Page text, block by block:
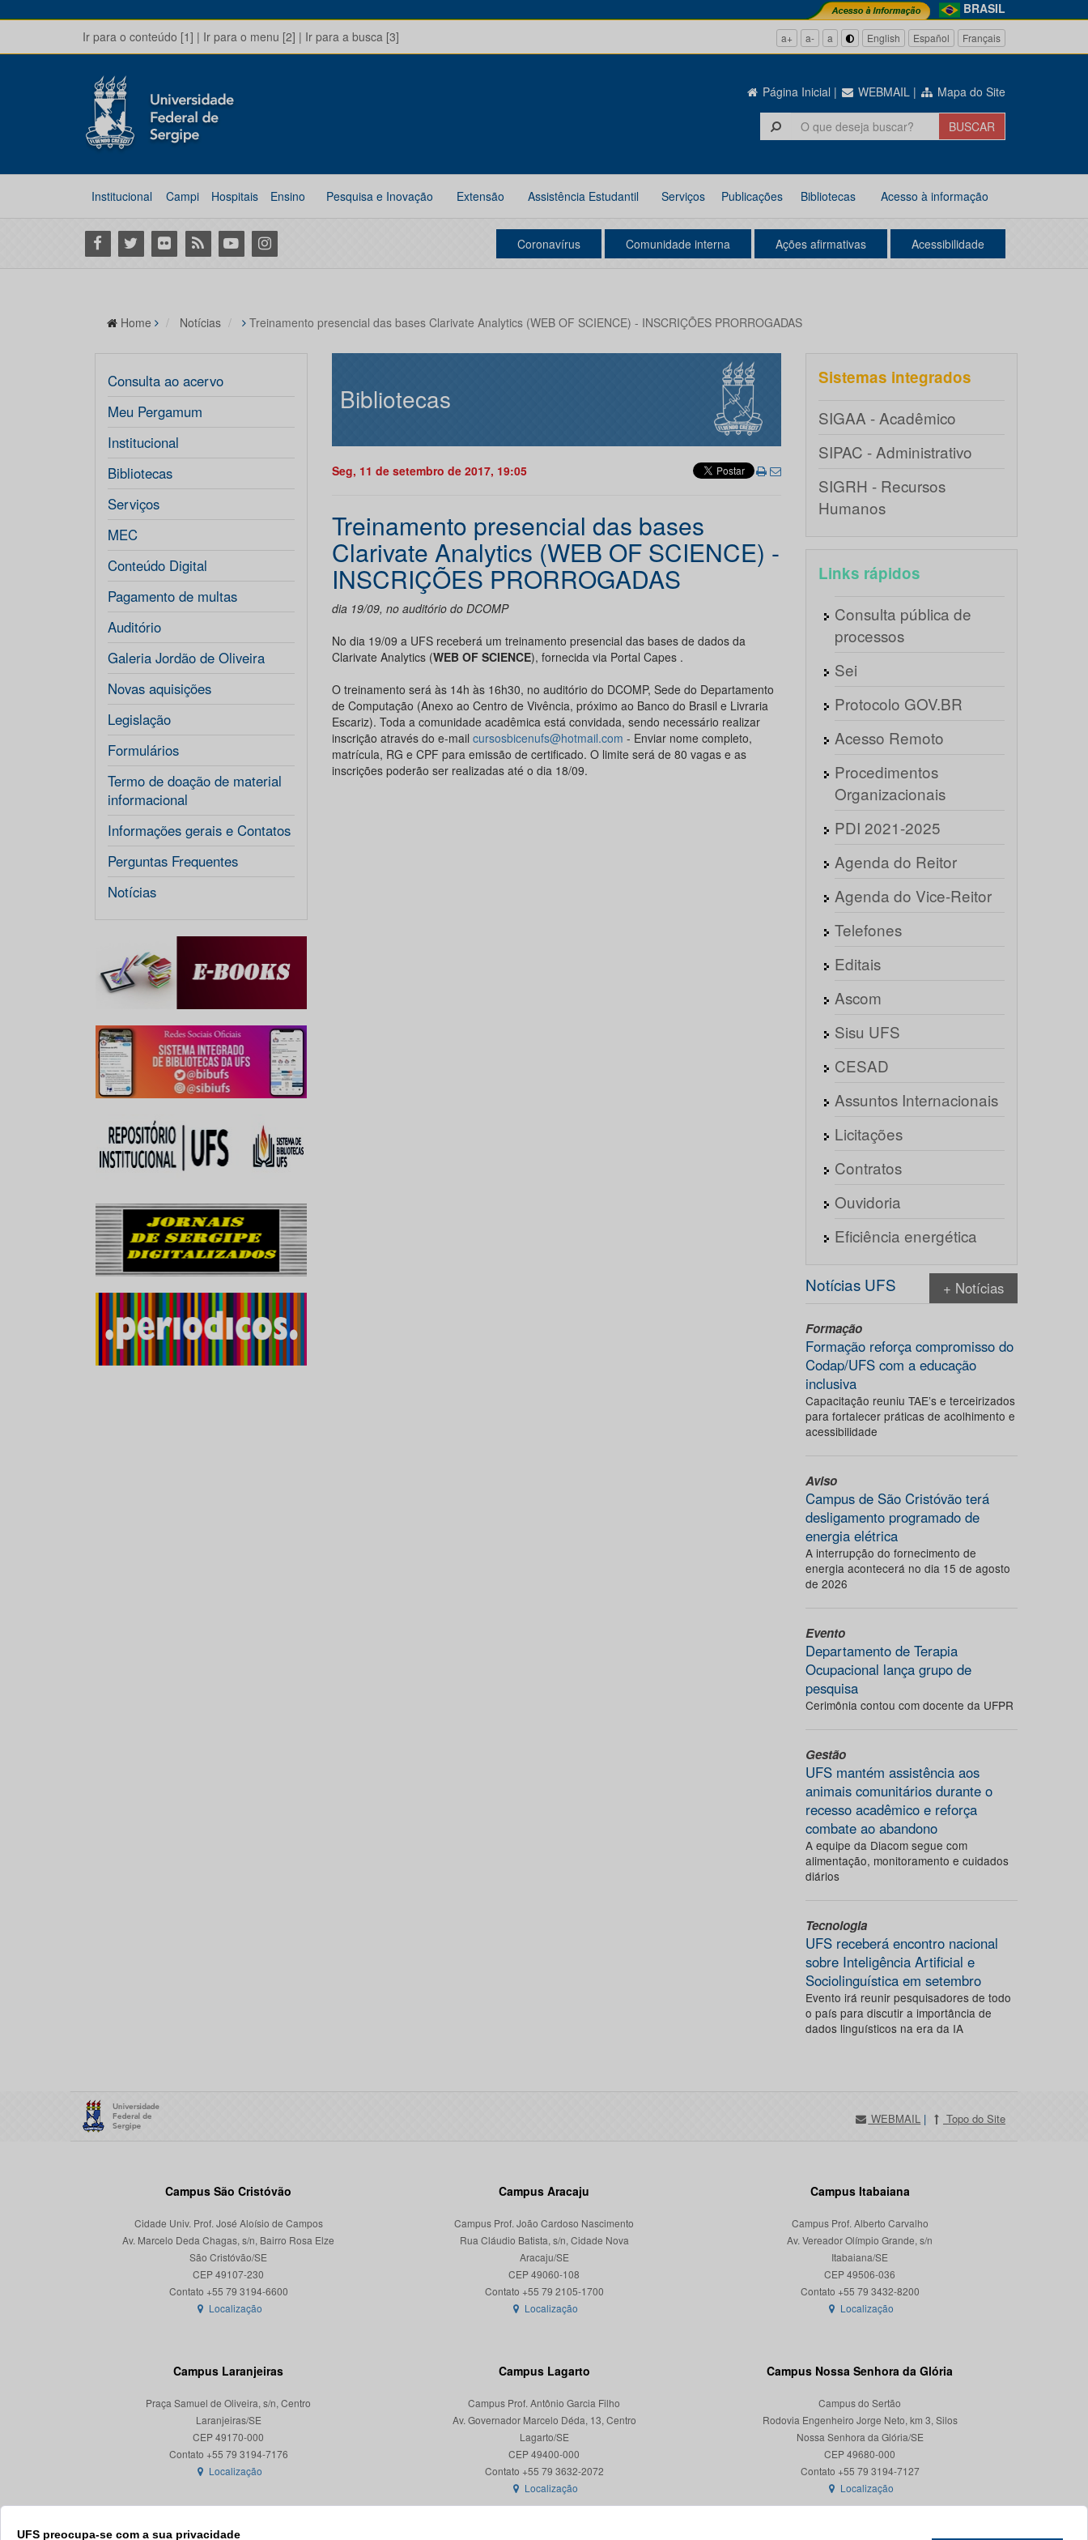
BRASIL
Ir para o conteúdo [1] | Ir para o menu [2] | Ir para a busca [3] a+ a- a English Español Français
Página Inicial | WEBMAIL | Mapa do Site
Institucional Campi Hospitais Ensino Pesquisa e Inovação Extensão Assistência Estudantil Serviços Publicações Bibliotecas Acesso à informação
Facebook
Twitter Flickr RSS YoutubeInstagram Coronavírus Comunidade interna Ações afirmativas Acessibilidade
UFS preocupa-se com a sua privacidade
Home Notícias Treinamento presencial das bases Clarivate Analytics (WEB OF SCIENCE) - INSCRIÇÕES PRORROGADAS
Consulta ao acervo
Meu Pergamum
Institucional
Bibliotecas
Serviços
MEC
Conteúdo Digital
Pagamento de multas
Auditório
Galeria Jordão de Oliveira
Novas aquisições
Legislação
Formulários
Termo de doação de material
informacional
Informações gerais e Contatos
Perguntas Frequentes
Notícias
Bibliotecas
Seg, 11 de setembro de 2017, 19:05
Treinamento presencial das bases
Clarivate Analytics (WEB OF SCIENCE) -
INSCRIÇÕES PRORROGADAS
dia 19/09, no auditório do DCOMP
No dia 19/09 a UFS receberá um treinamento presencial das bases de dados da
Clarivate Analytics (WEB OF SCIENCE), fornecida via Portal Capes .
O treinamento será às 14h às 16h30, no auditório do DCOMP, Sede do Departamento
de Computação (Anexo ao Centro de Vivência, próximo ao Banco do Brasil e Livraria
Escariz). Toda a comunidade acadêmica está convidada, sendo necessário realizar
inscrição através do e-mail cursosbicenufs@hotmail.com - Enviar nome completo,
matrícula, RG e CPF para emissão de certificado. O limite será de 80 vagas e as
inscrições poderão ser realizadas até o dia 18/09.
Sistemas integrados
SIGAA - Acadêmico
SIPAC - Administrativo
SIGRH - Recursos
Humanos
Links rápidos
Consulta pública de
processos
Sei
Protocolo GOV.BR
Acesso Remoto
Procedimentos
Organizacionais
PDI 2021-2025
Agenda do Reitor
Agenda do Vice-Reitor
Telefones
Editais
Ascom
Sisu UFS
CESAD
Assuntos Internacionais
Licitações
Contratos
Ouvidoria
Eficiência energética
Notícias UFS + Notícias
Formação
Formação reforça compromisso do
Codap/UFS com a educação
inclusiva
Capacitação reuniu TAE’s e terceirizados
para fortalecer práticas de acolhimento e
acessibilidade
Aviso
Campus de São Cristóvão terá
desligamento programado de
energia elétrica
A interrupção do fornecimento de
energia acontecerá no dia 15 de agosto
de 2026
Evento
Departamento de Terapia
Ocupacional lança grupo de
pesquisa
Cerimônia contou com docente da UFPR
Gestão
UFS mantém assistência aos
animais comunitários durante o
recesso acadêmico e reforça
combate ao abandono
A equipe da Diacom segue com
alimentação, monitoramento e cuidados
diários
Tecnologia
UFS receberá encontro nacional
sobre Inteligência Artificial e
Sociolinguística em setembro
Evento irá reunir pesquisadores de todo
o país para discutir a importância de
dados linguísticos na era da IA
WEBMAIL | Topo do Site
Campus São Cristóvão
Cidade Univ. Prof. José Aloísio de Campos
Av. Marcelo Deda Chagas, s/n, Bairro Rosa Elze
São Cristóvão/SE
CEP 49107-230
Localização
Campus Aracaju
Campus Prof. João Cardoso Nascimento
Rua Cláudio Batista, s/n, Cidade Nova
Aracaju/SE
CEP 49060-108
Localização
Campus Itabaiana
Campus Prof. Alberto Carvalho
Av. Vereador Olímpio Grande, s/n
Itabaiana/SE
CEP 49506-036
Localização
Campus Laranjeiras
Praça Samuel de Oliveira, s/n, Centro
Laranjeiras/SE
CEP 49170-000
Localização
Campus Lagarto
Campus Prof. Antônio Garcia Filho
Av. Governador Marcelo Déda, 13, Centro
Lagarto/SE
CEP 49400-000
Localização
Campus Nossa Senhora da Glória
Campus do Sertão
Rodovia Engenheiro Jorge Neto, km 3, Silos
Nossa Senhora da Glória/SE
CEP 49680-000
Contato +55 79 3194-7127
Localização